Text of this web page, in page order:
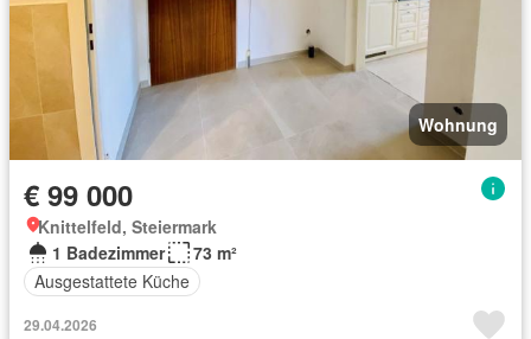
Wohnung
€ 99 000
Knittelfeld, Steiermark
1 Badezimmer
73 m²
Ausgestattete Küche
29.04.2026